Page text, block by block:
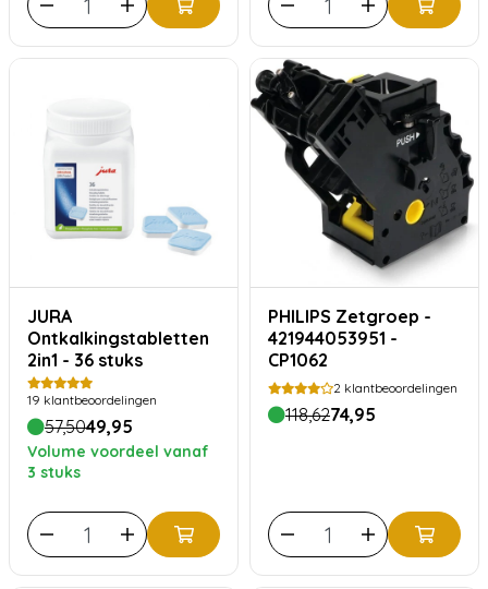
JURA
Ontkalkingstabletten
2in1 - 36 stuks
19 klantbeoordelingen
57,5049,95
Volume voordeel vanaf
3 stuks
PHILIPS Zetgroep -
421944053951 -
CP1062
2 klantbeoordelingen
118,6274,95